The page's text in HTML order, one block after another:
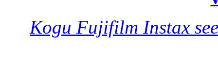
Kogu Fujifilm Instax